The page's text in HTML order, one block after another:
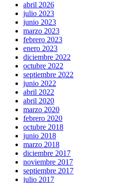
abril 2026
julio 2023
junio 2023
marzo 2023
febrero 2023
enero 2023
diciembre 2022
octubre 2022
septiembre 2022
junio 2022
abril 2022
abril 2020
marzo 2020
febrero 2020
octubre 2018
junio 2018
marzo 2018
diciembre 2017
noviembre 2017
septiembre 2017
julio 2017